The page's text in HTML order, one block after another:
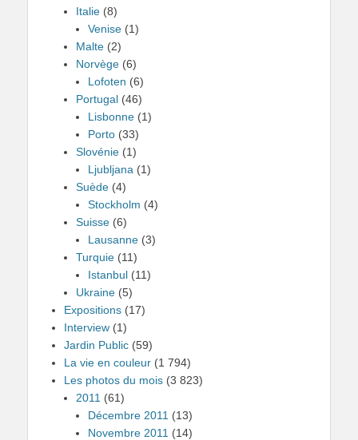
Italie (8)
Venise (1)
Malte (2)
Norvège (6)
Lofoten (6)
Portugal (46)
Lisbonne (1)
Porto (33)
Slovénie (1)
Ljubljana (1)
Suède (4)
Stockholm (4)
Suisse (6)
Lausanne (3)
Turquie (11)
Istanbul (11)
Ukraine (5)
Expositions (17)
Interview (1)
Jardin Public (59)
La vie en couleur (1 794)
Les photos du mois (3 823)
2011 (61)
Décembre 2011 (13)
Novembre 2011 (14)